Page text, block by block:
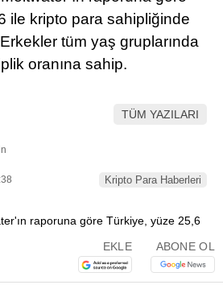
Telegram
ile kripto para sahipliğinde
tüm yaş gruplarında
oranına sahip.
TÜM YAZILARI
Kripto Para Haberleri
EKLE ABONE OL